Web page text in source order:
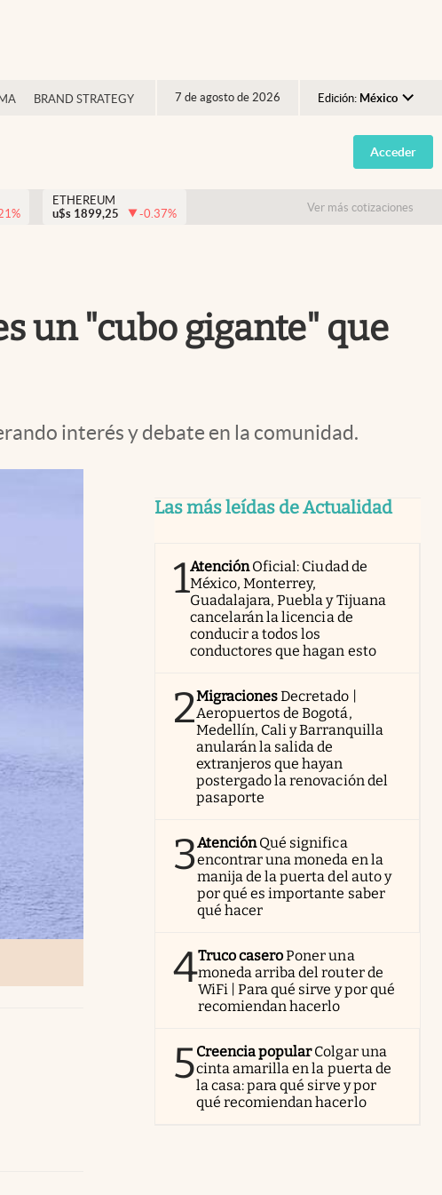
BRAND STRATEGY 7 de agosto de 2026 Edición: México
Argentina
España
USA
Acceder
%
ETHEREUM
u$s 1899,25 -0.37% Ver más cotizaciones
un "cubo gigante" que
interés y debate en la comunidad.
Las más leídas de Actualidad
1AtenciónOficial: Ciudad de
México, Monterrey,
Guadalajara, Puebla y Tijuana
cancelarán la licencia de
conducir a todos los
conductores que hagan esto
2MigracionesDecretado |
Aeropuertos de Bogotá,
Medellín, Cali y Barranquilla
anularán la salida de
extranjeros que hayan
postergado la renovación del
pasaporte
3AtenciónQué significa
encontrar una moneda en la
manija de la puerta del auto y
por qué es importante saber
qué hacer
4Truco caseroPoner una
moneda arriba del router de
WiFi | Para qué sirve y por qué
recomiendan hacerlo
5Creencia popularColgar una
cinta amarilla en la puerta de
la casa: para qué sirve y por
qué recomiendan hacerlo